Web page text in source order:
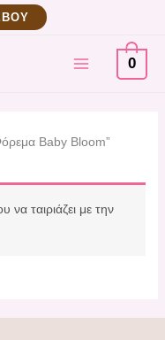
MAIN
MENU
0
Baby Bloom”
ταιριάζει με την